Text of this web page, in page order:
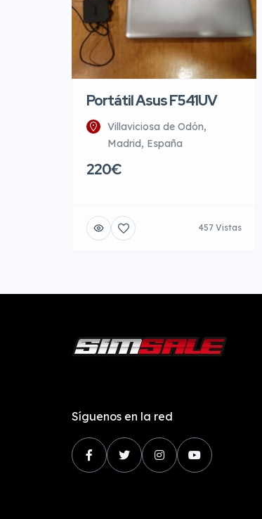
Portátil Asus F541UV
Villaviciosa de Odón,
Madrid, España
220€
457 Vistas
Síguenos en la red